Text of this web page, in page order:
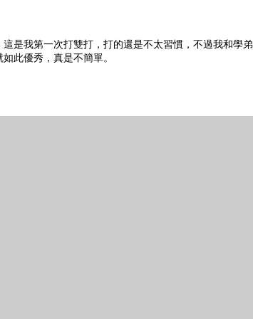
是我第一次打雙打，打的還是不太習慣，不過我和學弟
此優秀，真是不簡單。